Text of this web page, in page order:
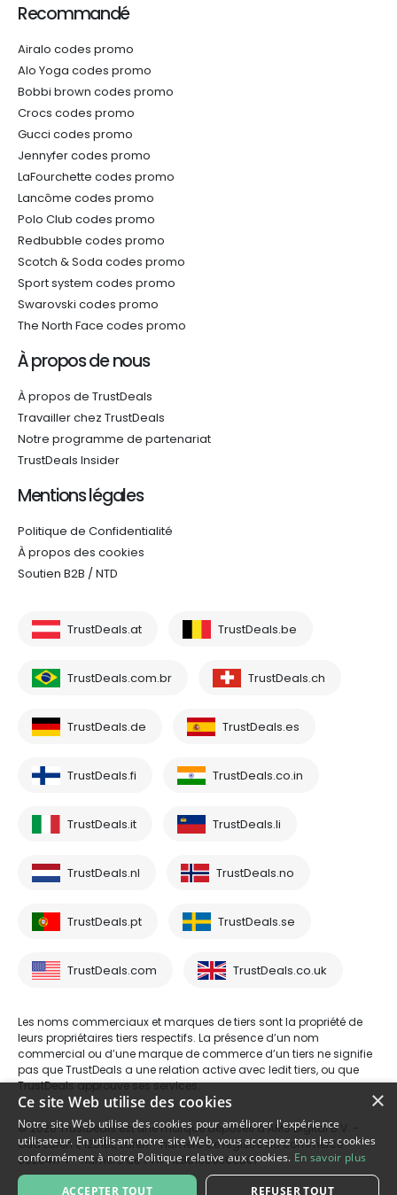
Recommandé
Airalo codes promo
Alo Yoga codes promo
Bobbi brown codes promo
Crocs codes promo
Gucci codes promo
Jennyfer codes promo
LaFourchette codes promo
Lancôme codes promo
Polo Club codes promo
Redbubble codes promo
Scotch & Soda codes promo
Sport system codes promo
Swarovski codes promo
The North Face codes promo
À propos de nous
À propos de TrustDeals
Travailler chez TrustDeals
Notre programme de partenariat
TrustDeals Insider
Mentions légales
Politique de Confidentialité
À propos des cookies
Soutien B2B / NTD
TrustDeals.at TrustDeals.be
TrustDeals.com.br TrustDeals.ch
TrustDeals.de TrustDeals.es
TrustDeals.fi TrustDeals.co.in
TrustDeals.it TrustDeals.li
TrustDeals.nl TrustDeals.no
TrustDeals.pt TrustDeals.se
TrustDeals.com TrustDeals.co.uk
Les noms commerciaux et marques de tiers sont la propriété de
leurs propriétaires tiers respectifs. La présence d’un nom
commercial ou d’une marque de commerce d’un tiers ne signifie
pas que TrustDeals a une relation active avec ledit tiers, ou que
TrustDeals approuve ses services.
© 2026 TrustDeals est une marque déposée d’AMS Digital B.V. -
Oud Laren 1, 1251BL, Laren - numéro de registre du commerce
80264174 - numéro de TVA: NL861609360B01
×
Ce site Web utilise des cookies
Notre site Web utilise des cookies pour améliorer l'expérience
utilisateur. En utilisant notre site Web, vous acceptez tous les cookies
conformément à notre Politique relative aux cookies. En savoir plus
ACCEPTER TOUT REFUSER TOUT